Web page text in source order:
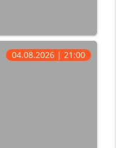
04.08.2026 | 21:00